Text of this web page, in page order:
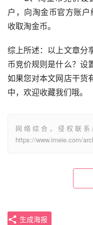
户，向淘金币官方账
收取淘金币。
综上所述：以上文章分
币竞价规则是什么？设
如果您对本文网店干货
中，欢迎收藏我们哦。
网络综合，侵权联系
https://www.imeie.com/
生成海报